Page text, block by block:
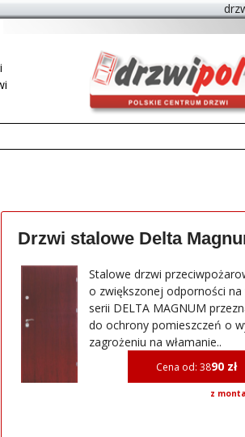
drzwi
Drzwi stalowe Delta
Stalowe drzwi
o zwiększonej odporności na
serii DELTA MAGNUM
do ochrony pomieszczeń o
zagrożeniu na włamanie..
Cena od: 3890 zł
z